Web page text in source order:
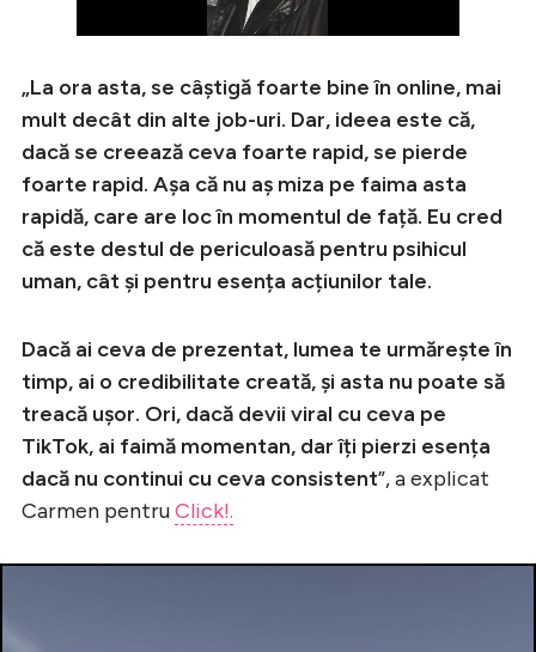
„La ora asta, se câștigă foarte bine în online, mai
mult decât din alte job-uri. Dar, ideea este că,
dacă se creează ceva foarte rapid, se pierde
foarte rapid. Așa că nu aș miza pe faima asta
rapidă, care are loc în momentul de față. Eu cred
că este destul de periculoasă pentru psihicul
uman, cât și pentru esența acțiunilor tale.
Dacă ai ceva de prezentat, lumea te urmărește în
timp, ai o credibilitate creată, și asta nu poate să
treacă ușor. Ori, dacă devii viral cu ceva pe
TikTok, ai faimă momentan, dar îți pierzi esența
dacă nu continui cu ceva consistent”, a explicat
Carmen pentruClick!.